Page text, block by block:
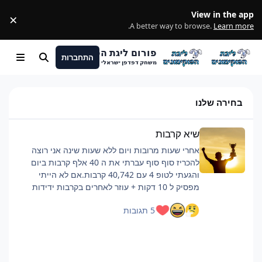
View in the app
A better way to browse. Learn more
.
×
פורום ליגת הפוקימונים
משחק דפדפן ישראלי
התחברות חיפוש Menu
בחירה שלנו
שיא קרבות
אחרי שעות מרובות ויום ללא שעות שינה אני רוצה
להכריז סוף סוף עברתי את ה 40 אלף קרבות ביום
והגעתי לטופ 4 עם 40,742 קרבות.אם לא הייתי
מפסיק ל 10 דקות + עוזר לאחרים בקרבות ידידות
שזה היה קשה וגמר לי את החיים, אבל אם אתם כבר
5 תגובות